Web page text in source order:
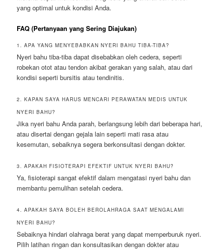
yang optimal untuk kondisi Anda.
FAQ (Pertanyaan yang Sering Diajukan)
1. APA YANG MENYEBABKAN NYERI BAHU TIBA-TIBA?
Nyeri bahu tiba-tiba dapat disebabkan oleh cedera, seperti
robekan otot atau tendon akibat gerakan yang salah, atau dari
kondisi seperti bursitis atau tendinitis.
2. KAPAN SAYA HARUS MENCARI PERAWATAN MEDIS UNTUK
NYERI BAHU?
Jika nyeri bahu Anda parah, berlangsung lebih dari beberapa hari,
atau disertai dengan gejala lain seperti mati rasa atau
kesemutan, sebaiknya segera berkonsultasi dengan dokter.
3. APAKAH FISIOTERAPI EFEKTIF UNTUK NYERI BAHU?
Ya, fisioterapi sangat efektif dalam mengatasi nyeri bahu dan
membantu pemulihan setelah cedera.
4. APAKAH SAYA BOLEH BEROLAHRAGA SAAT MENGALAMI
NYERI BAHU?
Sebaiknya hindari olahraga berat yang dapat memperburuk nyeri.
Pilih latihan ringan dan konsultasikan dengan dokter atau